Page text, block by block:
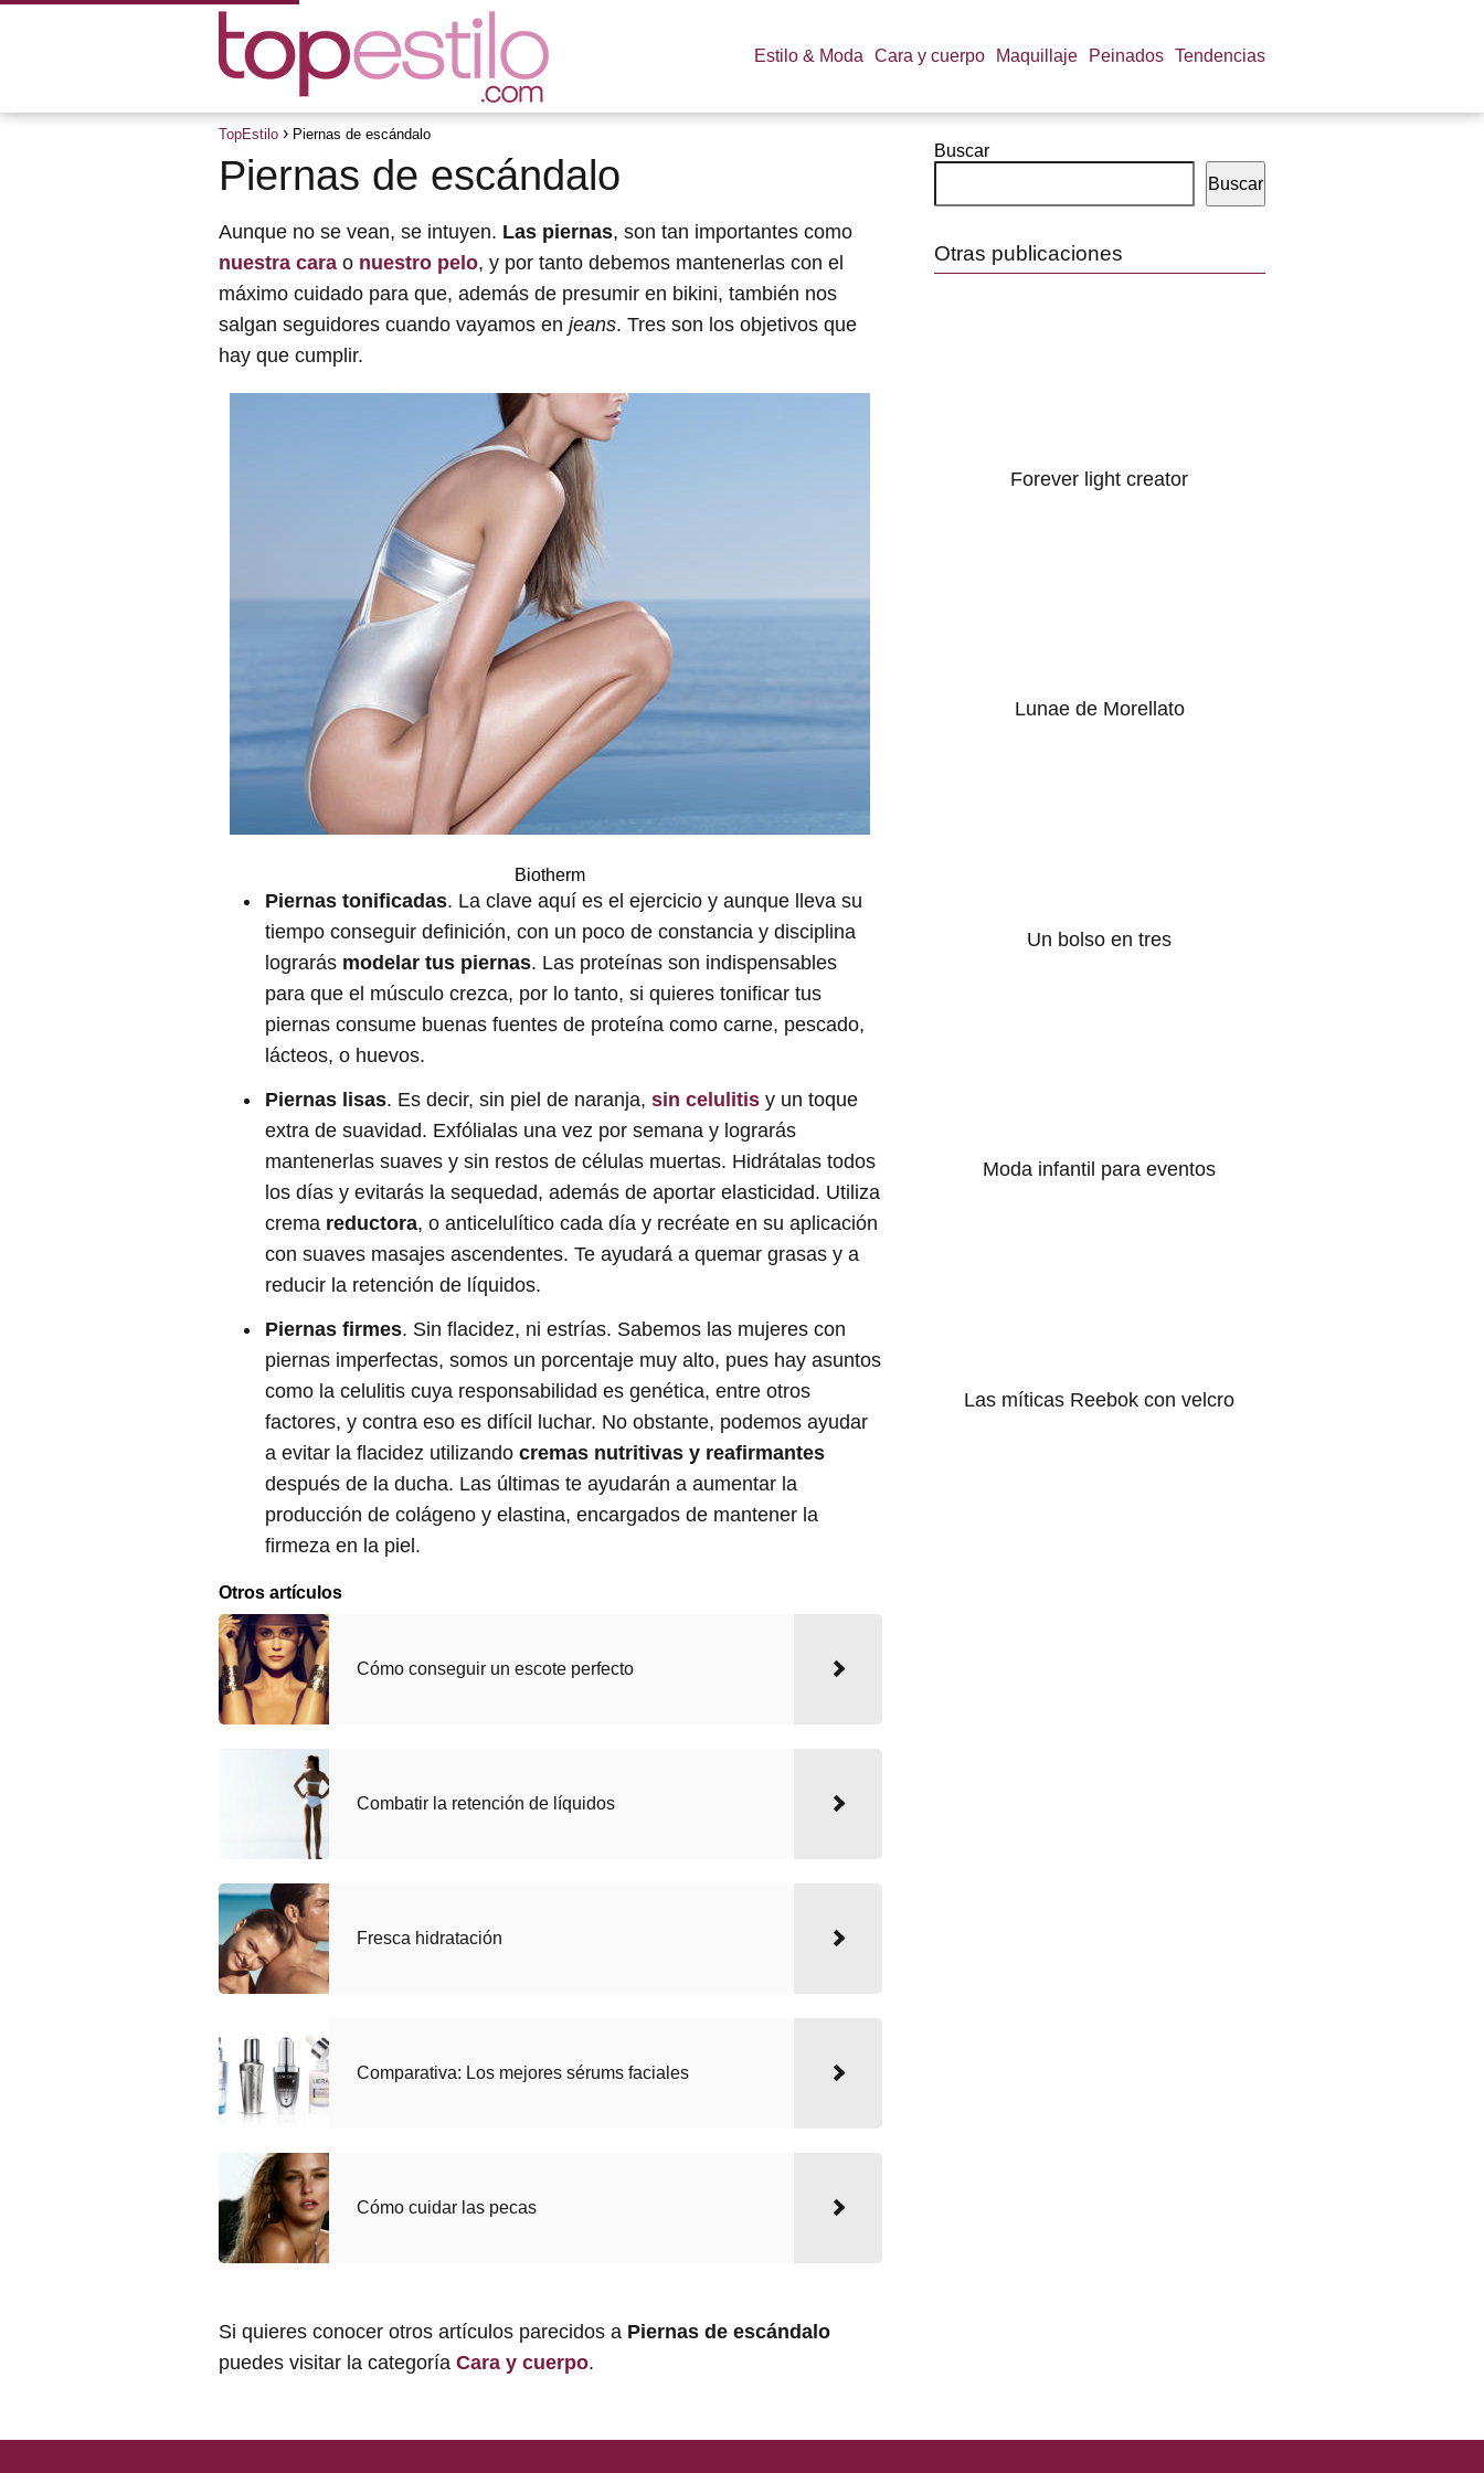
Estilo & Moda Cara y cuerpo Maquillaje Peinados Tendencias
TopEstilo Piernas de escándalo
Piernas de escándalo
Aunque no se vean, se intuyen. Las piernas, son tan importantes como
nuestra cara o nuestro pelo, y por tanto debemos mantenerlas con el
máximo cuidado para que, además de presumir en bikini, también nos
salgan seguidores cuando vayamos en jeans. Tres son los objetivos que
hay que cumplir.
Biotherm
Piernas tonificadas. La clave aquí es el ejercicio y aunque lleva su
tiempo conseguir definición, con un poco de constancia y disciplina
lograrás modelar tus piernas. Las proteínas son indispensables
para que el músculo crezca, por lo tanto, si quieres tonificar tus
piernas consume buenas fuentes de proteína como carne, pescado,
lácteos, o huevos.
Piernas lisas. Es decir, sin piel de naranja, sin celulitis y un toque
extra de suavidad. Exfólialas una vez por semana y lograrás
mantenerlas suaves y sin restos de células muertas. Hidrátalas todos
los días y evitarás la sequedad, además de aportar elasticidad. Utiliza
crema reductora, o anticelulítico cada día y recréate en su aplicación
con suaves masajes ascendentes. Te ayudará a quemar grasas y a
reducir la retención de líquidos.
Piernas firmes. Sin flacidez, ni estrías. Sabemos las mujeres con
piernas imperfectas, somos un porcentaje muy alto, pues hay asuntos
como la celulitis cuya responsabilidad es genética, entre otros
factores, y contra eso es difícil luchar. No obstante, podemos ayudar
a evitar la flacidez utilizando cremas nutritivas y reafirmantes
después de la ducha. Las últimas te ayudarán a aumentar la
producción de colágeno y elastina, encargados de mantener la
firmeza en la piel.
Otros artículos
Cómo conseguir un escote perfecto
Combatir la retención de líquidos
Fresca hidratación
Comparativa: Los mejores sérums faciales
Cómo cuidar las pecas
Si quieres conocer otros artículos parecidos a Piernas de escándalo
puedes visitar la categoría Cara y cuerpo.
Buscar
Buscar
Otras publicaciones
Forever light creator
Lunae de Morellato
Un bolso en tres
Moda infantil para eventos
Las míticas Reebok con velcro